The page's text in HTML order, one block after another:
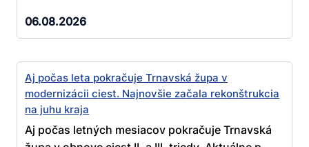
06.08.2026
Aj počas leta pokračuje Trnavská župa v
modernizácii ciest. Najnovšie začala rekonštrukcia
na juhu kraja
Aj počas letných mesiacov pokračuje Trnavská